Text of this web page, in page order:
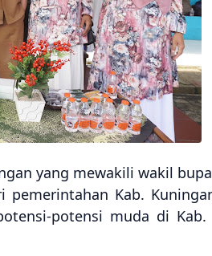
yang mewakili wakil
Kab.
potensi muda di Kab.